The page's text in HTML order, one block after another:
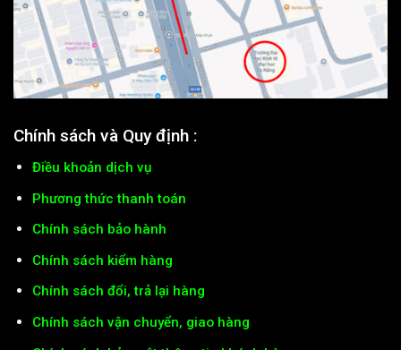
Chính sách và Quy định :
Điều khoản dịch vụ
Phương thức thanh toán
Chính sách bảo hành
Chính sách kiểm hàng
Chính sách đổi, trả lại hàng
Chính sách vận chuyển, giao hàng